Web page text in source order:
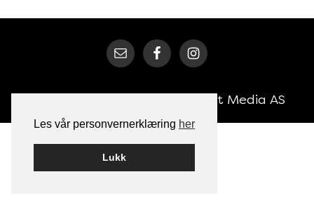
Les vår personvernerklæring her
Lukk
Smart Media AS